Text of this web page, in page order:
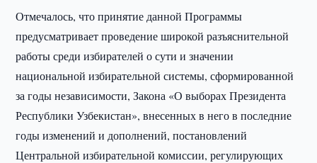
Отмечалось, что принятие данной Программы
предусматривает проведение широкой разъяснительной
работы среди избирателей о сути и значении
национальной избирательной системы, сформированной
за годы независимости, Закона «О выборах Президента
Республики Узбекистан», внесенных в него в последние
годы изменений и дополнений, постановлений
Центральной избирательной комиссии, регулирующих